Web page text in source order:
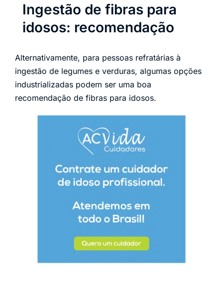
Ingestão de fibras para
idosos: recomendação
Alternativamente, para pessoas refratárias à
ingestão de legumes e verduras, algumas opções
industrializadas podem ser uma boa
recomendação de fibras para idosos.